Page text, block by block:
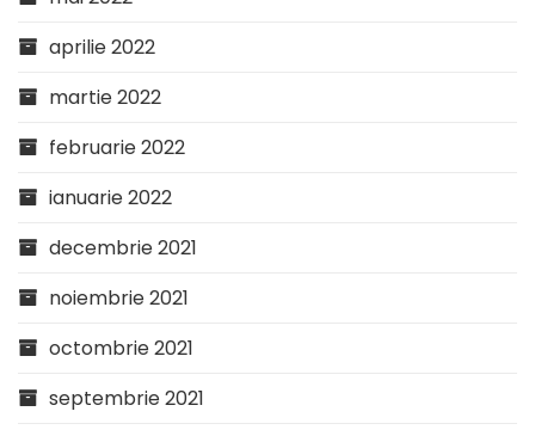
aprilie 2022
martie 2022
februarie 2022
ianuarie 2022
decembrie 2021
noiembrie 2021
octombrie 2021
septembrie 2021